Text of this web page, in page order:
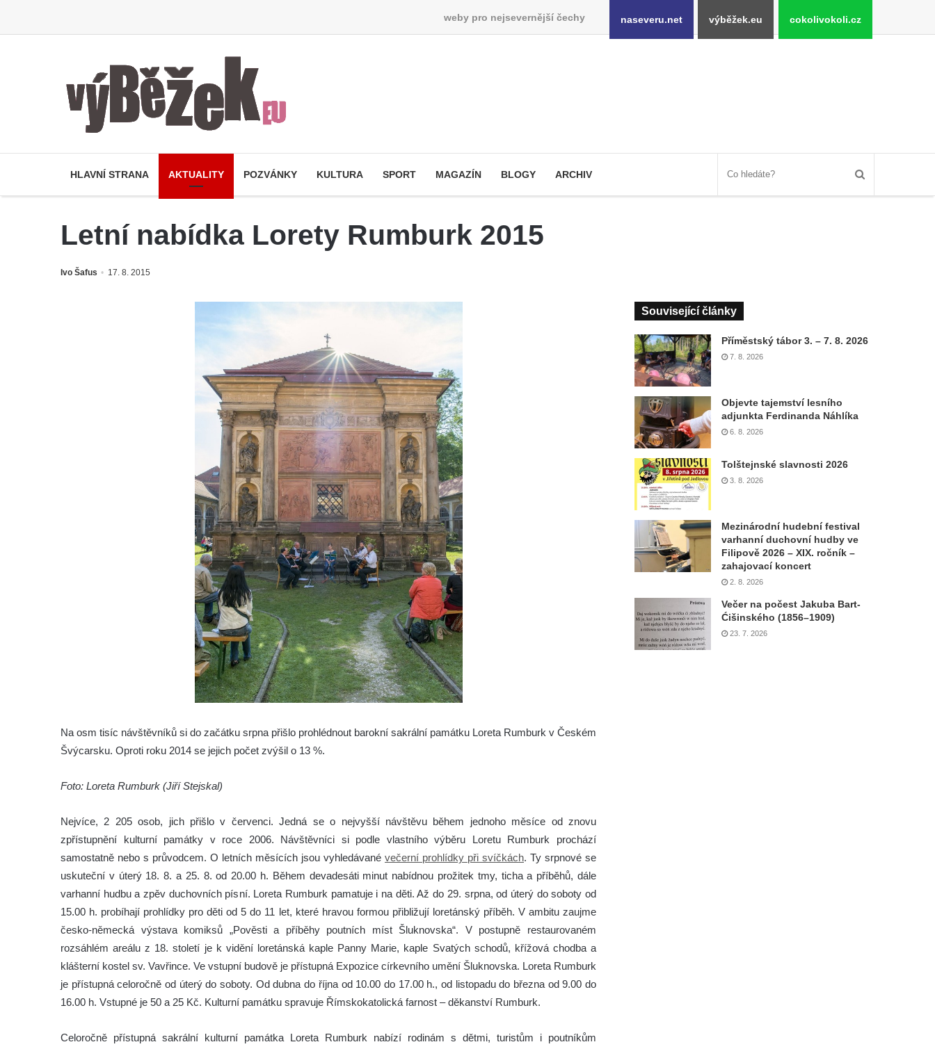
weby pro nejsevernější čechy naseveru.net výběžek.eu cokolivokoli.cz
HLAVNÍ STRANA AKTUALITY POZVÁNKY KULTURA SPORT MAGAZÍN BLOGY ARCHIV
Letní nabídka Lorety Rumburk 2015
Ivo Šafus 17. 8. 2015
Na osm tisíc návštěvníků si do začátku srpna přišlo prohlédnout barokní sakrální památku Loreta Rumburk v Českém
Švýcarsku. Oproti roku 2014 se jejich počet zvýšil o 13 %.
Foto: Loreta Rumburk (Jiří Stejskal)
Nejvíce, 2 205 osob, jich přišlo v červenci. Jedná se o nejvyšší návštěvu během jednoho měsíce od znovu
zpřístupnění kulturní památky v roce 2006. Návštěvníci si podle vlastního výběru Loretu Rumburk prochází
samostatně nebo s průvodcem. O letních měsících jsou vyhledávané večerní prohlídky při svíčkách. Ty srpnové se
uskuteční v úterý 18. 8. a 25. 8. od 20.00 h. Během devadesáti minut nabídnou prožitek tmy, ticha a příběhů, dále
varhanní hudbu a zpěv duchovních písní. Loreta Rumburk pamatuje i na děti. Až do 29. srpna, od úterý do soboty od
15.00 h. probíhají prohlídky pro děti od 5 do 11 let, které hravou formou přibližují loretánský příběh. V ambitu zaujme
česko-německá výstava komiksů „Pověsti a příběhy poutních míst Šluknovska“. V postupně restaurovaném
rozsáhlém areálu z 18. století je k vidění loretánská kaple Panny Marie, kaple Svatých schodů, křížová chodba a
klášterní kostel sv. Vavřince. Ve vstupní budově je přístupná Expozice církevního umění Šluknovska. Loreta Rumburk
je přístupná celoročně od úterý do soboty. Od dubna do října od 10.00 do 17.00 h., od listopadu do března od 9.00 do
16.00 h. Vstupné je 50 a 25 Kč. Kulturní památku spravuje Římskokatolická farnost – děkanství Rumburk.
Celoročně přístupná sakrální kulturní památka Loreta Rumburk nabízí rodinám s dětmi, turistům i poutníkům
Související články
Příměstský tábor 3. – 7. 8. 2026
7. 8. 2026
Objevte tajemství lesního
adjunkta Ferdinanda Náhlíka
6. 8. 2026
Tolštejnské slavnosti 2026
3. 8. 2026
Mezinárodní hudební festival
varhanní duchovní hudby ve
Filipově 2026 – XIX. ročník –
zahajovací koncert
2. 8. 2026
Večer na počest Jakuba Bart-
Ćišinského (1856–1909)
23. 7. 2026